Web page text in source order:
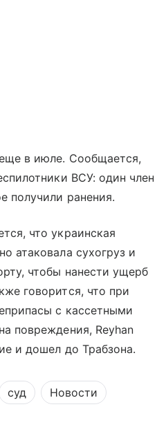
в июле. Сообщается,
ВСУ: один член
получили ранения.
что украинская
атаковала сухогруз и
чтобы нанести ущерб
говорится, что при
с кассетными
повреждения, Reyhan
и дошел до Трабзона.
суд Новости